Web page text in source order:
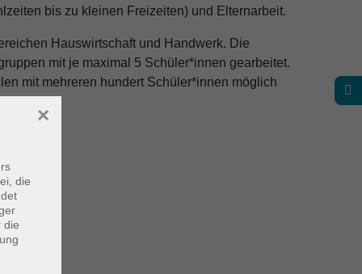
bis zu kleinen Freizeiten) und Elternarbeit.
Hauswirtschaft und Handwerk. Die
mit je maximal 5 Schüler*innen gearbeitet.
mit mehreren hundert Schüler*innen möglich
die
die
×